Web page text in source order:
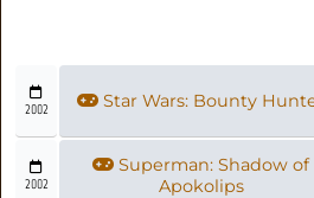
2002 Star Wars: Bounty
2002
Superman: Shadow of
Apokolips